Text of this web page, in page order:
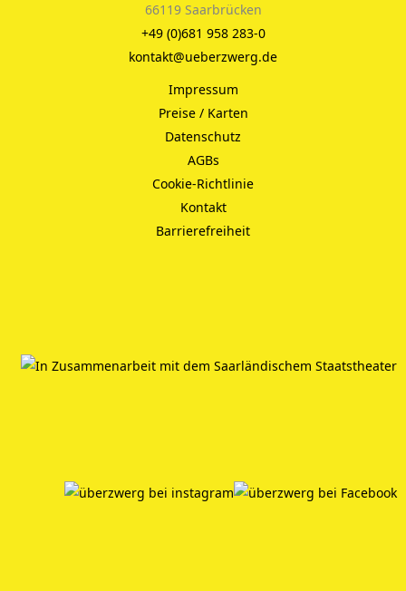
66119 Saarbrücken
+49 (0)681 958 283-0
kontakt@ueberzwerg.de
Impressum
Preise / Karten
Datenschutz
AGBs
Cookie-Richtlinie
Kontakt
Barrierefreiheit